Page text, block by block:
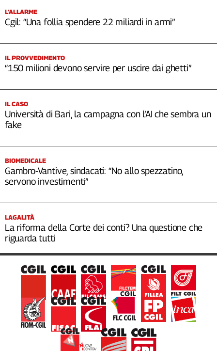
Newsletter
Social
L’ALLARME
Cgil: “Una follia spendere 22 miliardi in armi”
IL PROVVEDIMENTO
“150 milioni devono servire per uscire dai ghetti”
IL CASO
Università di Bari, la campagna con l’AI che sembra un
fake
BIOMEDICALE
Gambro-Vantive, sindacati: “No allo spezzatino,
servono investimenti”
LAGALITÀ
La riforma della Corte dei conti? Una questione che
riguarda tutti